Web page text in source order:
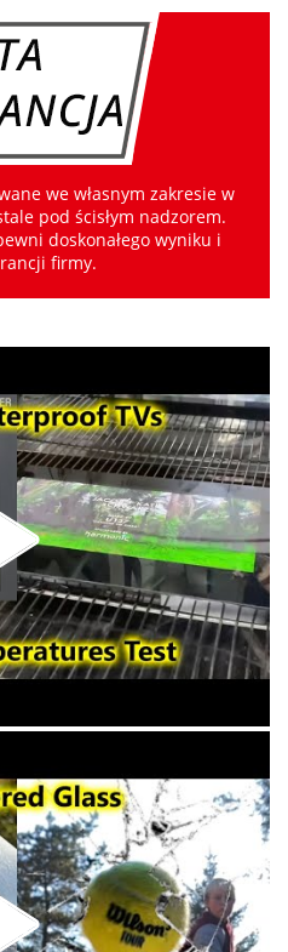
we własnym zakresie w
pod ścisłym nadzorem.
doskonałego wyniku i
firmy.